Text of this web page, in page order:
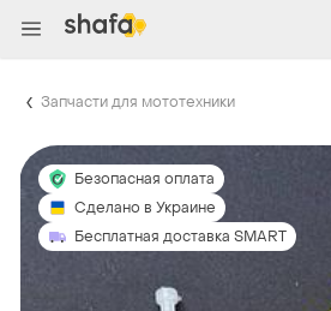
Запчасти для мототехники
Безопасная оплата
Сделано в Украине
Бесплатная доставка SMART